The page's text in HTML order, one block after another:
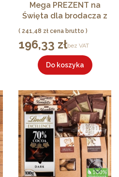
Mega PREZENT na
Święta dla brodacza z
kosmetykami,
skarpetkami dla
mężczyzny
Cena
241,48 zł
Cena
196,33 złbez VAT
Do koszyka